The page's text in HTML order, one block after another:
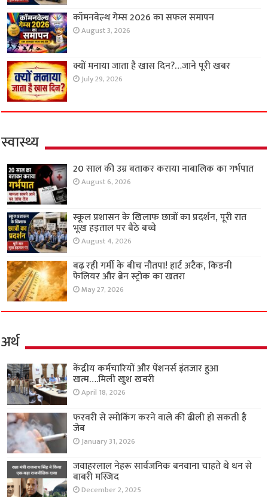
कॉमनवेल्थ गेम्स 2026 का सफल समापन
August 3, 2026
क्यों मनाया जाता है खास दिन?…जाने पूरी खबर
July 29, 2026
स्वास्थ्य
20 साल की उम्र बताकर कराया नाबालिक का गर्भपात
August 6, 2026
स्कूल प्रशासन के खिलाफ छात्रों का प्रदर्शन, पूरी रात
भूख हड़ताल पर बैठे बच्चे
August 4, 2026
बढ़ रही गर्मी के बीच नौतपा! हार्ट अटैक, किडनी
फेलियर और ब्रेन स्ट्रोक का खतरा
May 27, 2026
अर्थ
केंद्रीय कर्मचारियों और पेंशनर्स इंतजार हुआ
खत्म….मिली खुश खबरी
April 18, 2026
फरवरी से स्मोकिंग करने वाले की ढीली हो सकती है
जेब
January 31, 2026
जवाहरलाल नेहरू सार्वजनिक बनवाना चाहते थे धन से
बाबरी मस्जिद
December 2, 2025